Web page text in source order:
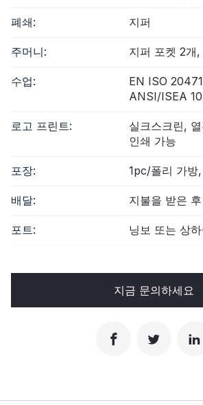
폐쇄: 지퍼
주머니: 지퍼 포켓 2개
수업:
EN ISO
ANSI/ISEA
로고 프린트:
실크스크린,
인쇄 가능
포장: 1pc/폴리 가방
배달: 지불을 받은
포트: 닝보 또는 상하
지금 문의하세요